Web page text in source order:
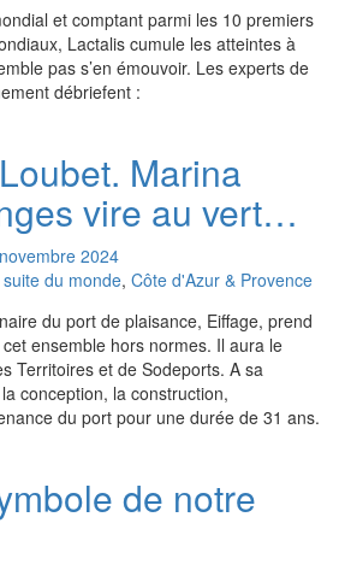
et comptant parmi les 10 premiers
Lactalis cumule les atteintes à
pas s’en émouvoir. Les experts de
débriefent :
Marina
vire au vert…
novembre 2024
du monde, Côte d'Azur & Provence
du port de plaisance, Eiffage, prend
ensemble hors normes. Il aura le
Territoires et de Sodeports. A sa
conception, la construction,
du port pour une durée de 31 ans.
de notre